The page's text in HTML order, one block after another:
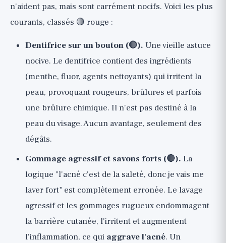
n'aident pas, mais sont carrément nocifs. Voici les plus
courants, classés 🔴 rouge :
Dentifrice sur un bouton (🔴). Une vieille astuce
nocive. Le dentifrice contient des ingrédients
(menthe, fluor, agents nettoyants) qui irritent la
peau, provoquant rougeurs, brûlures et parfois
une brûlure chimique. Il n'est pas destiné à la
peau du visage. Aucun avantage, seulement des
dégâts.
Gommage agressif et savons forts (🔴). La
logique "l'acné c'est de la saleté, donc je vais me
laver fort" est complètement erronée. Le lavage
agressif et les gommages rugueux endommagent
la barrière cutanée, l'irritent et augmentent
l'inflammation, ce qui aggrave l'acné. Un